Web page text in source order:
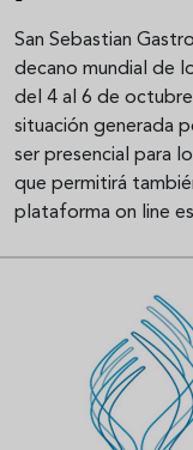
San Sebastian
decano mundial de
del 4 al 6 de
situación generada
ser presencial para
que permitirá
plataforma on line